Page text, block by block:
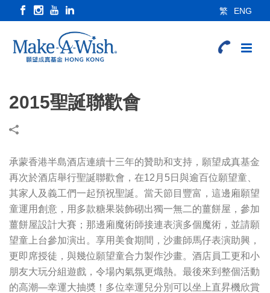
繁 ENG
2015聖誕聯歡會
承蒙香港半島酒店連續十三年的贊助和支持，願望成真基金
再次於酒店舉行聖誕聯歡會，在12月5日與逾百位願望童、
其家人及義工們一起預祝聖誕。當天節目豐富，這邊廂願望
童運用創意，用多款糖果裝飾砌出獨一無二的薑餅屋，參加
薑餅屋設計大賽；那邊廂魔術師接連表演多個魔術，並請願
望童上台參加演出。享用美食期間，沙畫師馬仔表演助興，
更即席授徒，與幾位願望童合力製作沙畫。酒店員工更和小
朋友大玩分組遊戲，令場內氣氛更熾熱。最後來到整個活動
的高潮—幸運大抽奬！多位幸運兒分別可以坐上直昇機欣賞